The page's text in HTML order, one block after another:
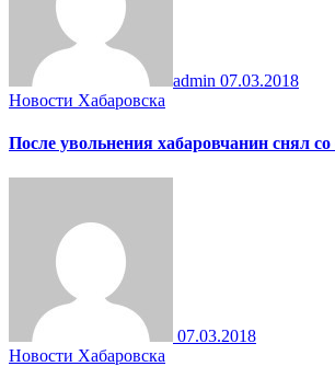
admin 07.03.2018
Новости Хабаровска
После увольнения хабаровчанин снял
07.03.2018
Новости Хабаровска